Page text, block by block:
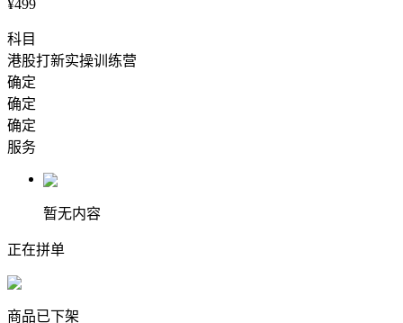
¥499
科目
港股打新实操训练营
确定
确定
确定
服务
暂无内容
正在拼单
商品已下架